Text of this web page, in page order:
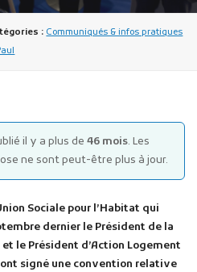
par l'Europe
: Communiqués & infos pratiques
il y a plus de 46 mois. Les
ne sont peut-être plus à jour.
Sociale pour l’Habitat qui
dernier le Président de la
et le Président d’Action Logement
ont signé une convention relative